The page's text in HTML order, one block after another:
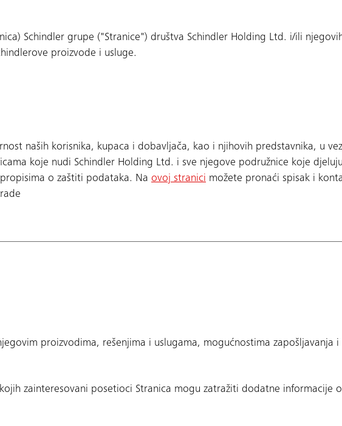
Schindler grupe ("Stranice") društva Schindler Holding Ltd. i/ili
proizvode i usluge.
naših korisnika, kupaca i dobavljača, kao i njihovih predstavnika, u
koje nudi Schindler Holding Ltd. i sve njegove podružnice koje
o zaštiti podataka. Na ovoj stranici možete pronaći spisak i
proizvodima, rešenjima i uslugama, mogućnostima zapošljavanja i
zainteresovani posetioci Stranica mogu zatražiti dodatne informacije o